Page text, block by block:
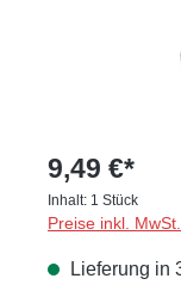
9,49 €*
Inhalt: 1 Stück
Preise inkl.
Lieferung in